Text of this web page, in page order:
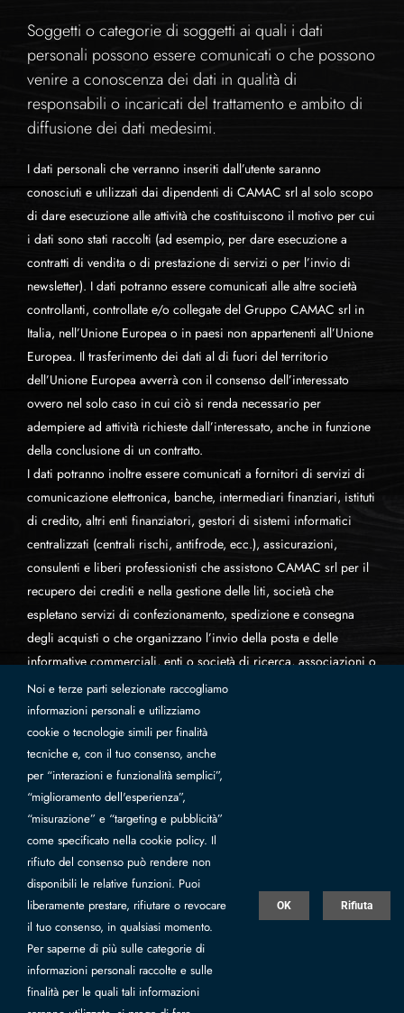
Soggetti o categorie di soggetti ai quali i dati
personali possono essere comunicati o che possono
venire a conoscenza dei dati in qualità di
responsabili o incaricati del trattamento e ambito di
diffusione dei dati medesimi.
I dati personali che verranno inseriti dall’utente saranno
conosciuti e utilizzati dai dipendenti di CAMAC srl al solo scopo
di dare esecuzione alle attività che costituiscono il motivo per cui
i dati sono stati raccolti (ad esempio, per dare esecuzione a
contratti di vendita o di prestazione di servizi o per l’invio di
newsletter). I dati potranno essere comunicati alle altre società
controllanti, controllate e/o collegate del Gruppo CAMAC srl in
Italia, nell’Unione Europea o in paesi non appartenenti all’Unione
Europea. Il trasferimento dei dati al di fuori del territorio
dell’Unione Europea avverrà con il consenso dell’interessato
ovvero nel solo caso in cui ciò si renda necessario per
adempiere ad attività richieste dall’interessato, anche in funzione
della conclusione di un contratto.
I dati potranno inoltre essere comunicati a fornitori di servizi di
comunicazione elettronica, banche, intermediari finanziari, istituti
di credito, altri enti finanziatori, gestori di sistemi informatici
centralizzati (centrali rischi, antifrode, ecc.), assicurazioni,
consulenti e liberi professionisti che assistono CAMAC srl per il
recupero dei crediti e nella gestione delle liti, società che
espletano servizi di confezionamento, spedizione e consegna
degli acquisti o che organizzano l’invio della posta e delle
informative commerciali, enti o società di ricerca, associazioni o
fondazioni senza scopo di lucro che operano in partnership con
CAMAC srl
Diritti dell’interessato. Estremi identificativi del titolare
e, se designato, del responsabile del trattamento.
Titolare e responsabile del trattamento dei dati raccolti è CAMAC
srl., con sede in Italia, via Zavaglia 461 Pievesestina, Cesena
(FC), alla quale gli interessati potranno rivolgersi per l’esercizio
dei diritti sanciti dall’art. 7 del D.lgt. 196/2003.
Noi e terze parti selezionate raccogliamo
informazioni personali e utilizziamo
cookie o tecnologie simili per finalità
tecniche e, con il tuo consenso, anche
per “interazioni e funzionalità semplici”,
“miglioramento dell'esperienza”,
“misurazione” e “targeting e pubblicità”
come specificato nella cookie policy. Il
rifiuto del consenso può rendere non
disponibili le relative funzioni. Puoi
liberamente prestare, rifiutare o revocare
il tuo consenso, in qualsiasi momento.
Per saperne di più sulle categorie di
informazioni personali raccolte e sulle
finalità per le quali tali informazioni
OK Rifiuta